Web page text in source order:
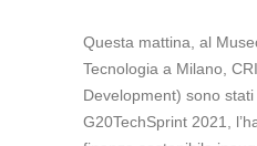
Questa mattina, al
Tecnologia a Milano,
Development) sono
G20TechSprint 2021,